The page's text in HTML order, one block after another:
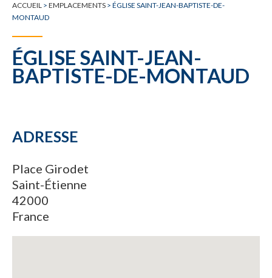
ACCUEIL > EMPLACEMENTS > ÉGLISE SAINT-JEAN-BAPTISTE-DE-
MONTAUD
ÉGLISE SAINT-JEAN-
BAPTISTE-DE-MONTAUD
ADRESSE
Place Girodet
Saint-Étienne
42000
France